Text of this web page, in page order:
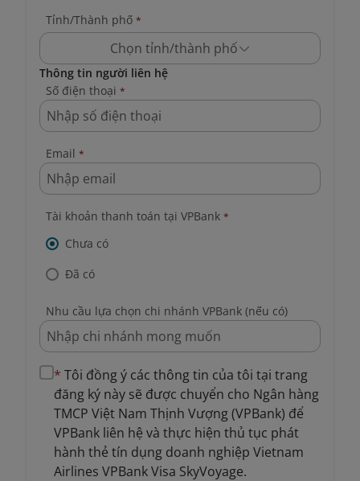
Tỉnh/Thành phố *
Chọn tỉnh/thành phố
Thông tin người liên hệ
Số điện thoại *
Email *
Tài khoản thanh toán tại VPBank *
Chưa có
Đã có
Nhu cầu lựa chọn chi nhánh VPBank (nếu có)
* Tôi đồng ý các thông tin của tôi tại trang
đăng ký này sẽ được chuyển cho Ngân hàng
TMCP Việt Nam Thịnh Vượng (VPBank) để
VPBank liên hệ và thực hiện thủ tục phát
hành thẻ tín dụng doanh nghiệp Vietnam
Airlines VPBank Visa SkyVoyage.